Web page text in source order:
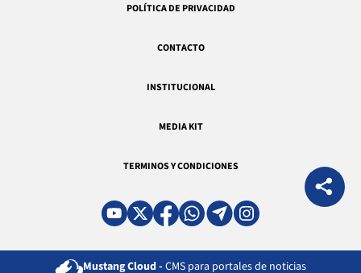
POLÍTICA DE PRIVACIDAD
CONTACTO
INSTITUCIONAL
MEDIA KIT
TERMINOS Y CONDICIONES
Mustang Cloud - CMS para portales de noticias